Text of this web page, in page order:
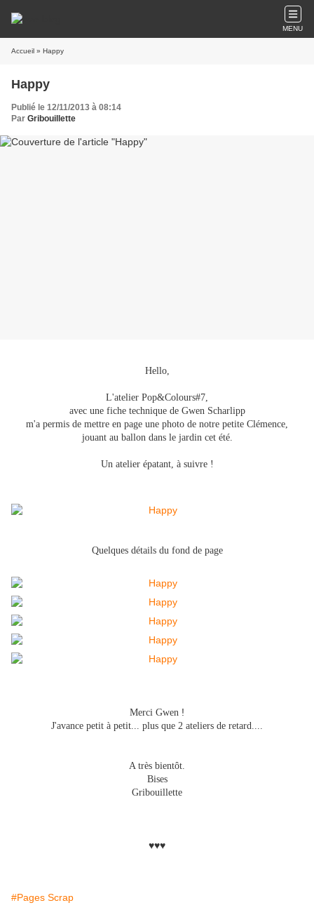
MENU
Accueil » Happy
Happy
Publié le 12/11/2013 à 08:14
Par Gribouillette
Hello,
L'atelier Pop&Colours#7,
avec une fiche technique de Gwen Scharlipp
m'a permis de mettre en page une photo de notre petite Clémence,
jouant au ballon dans le jardin cet été.
Un atelier épatant, à suivre !
Quelques détails du fond de page
Merci Gwen !
J'avance petit à petit... plus que 2 ateliers de retard....
A très bientôt.
Bises
Gribouillette
♥♥♥
#Pages Scrap